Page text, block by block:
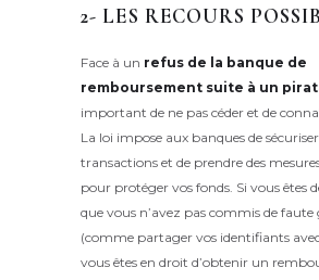
2- LES RECOURS
Face à un refus de la banque de
remboursement suite à un
important de ne pas céder et de
La loi impose aux banques de
transactions et de prendre des
pour protéger vos fonds. Si vous êtes
que vous n’avez pas commis de faute
(comme partager vos identifiants
vous êtes en droit d’obtenir un